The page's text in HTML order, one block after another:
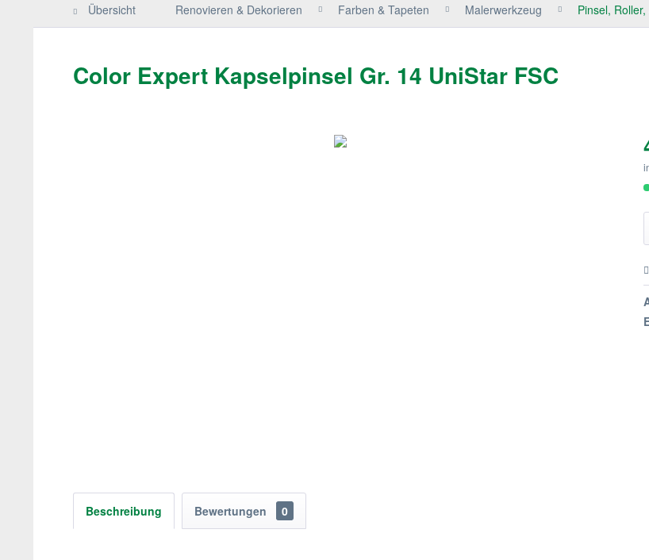
Übersicht Renovieren & Dekorieren Farben & Tapeten Malerwerkzeug Pinsel,
Color Expert Kapselpinsel Gr. 14 UniStar FSC
Beschreibung Bewertungen 0